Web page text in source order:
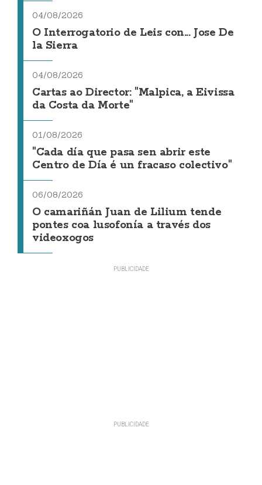
04/08/2026
O Interrogatorio de Leis con... Jose De
la Sierra
04/08/2026
Cartas ao Director: "Malpica, a Eivissa
da Costa da Morte"
01/08/2026
"Cada día que pasa sen abrir este
Centro de Día é un fracaso colectivo"
06/08/2026
O camariñán Juan de Lilium tende
pontes coa lusofonía a través dos
videoxogos